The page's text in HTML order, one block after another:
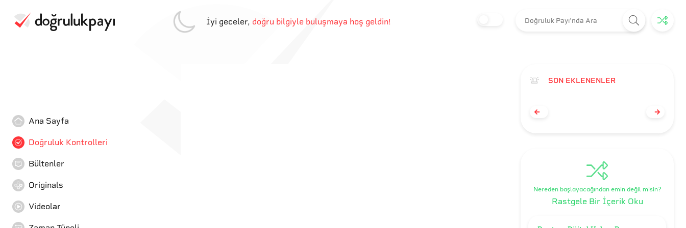
İyi geceler, doğru bilgiyle buluşmaya hoş geldin!
Ana Sayfa
Doğruluk Kontrolleri
Bültenler
Originals
Videolar
SON EKLENENLER
Nereden başlayacağından emin değil misin?
Rastgele Bir İçerik Oku